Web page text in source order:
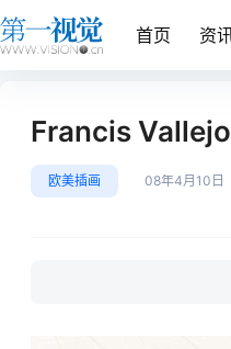
首页 资
Francis
欧美插画 08年4月10日